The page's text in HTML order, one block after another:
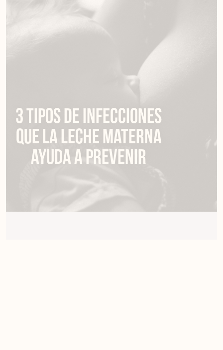
3 tipos de infecciones
que la leche materna
ayuda a prevenir